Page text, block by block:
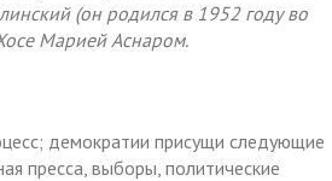
(он родился в 1952 году во
Марией Аснаром.
демократии присущи следующие
пресса, выборы, политические